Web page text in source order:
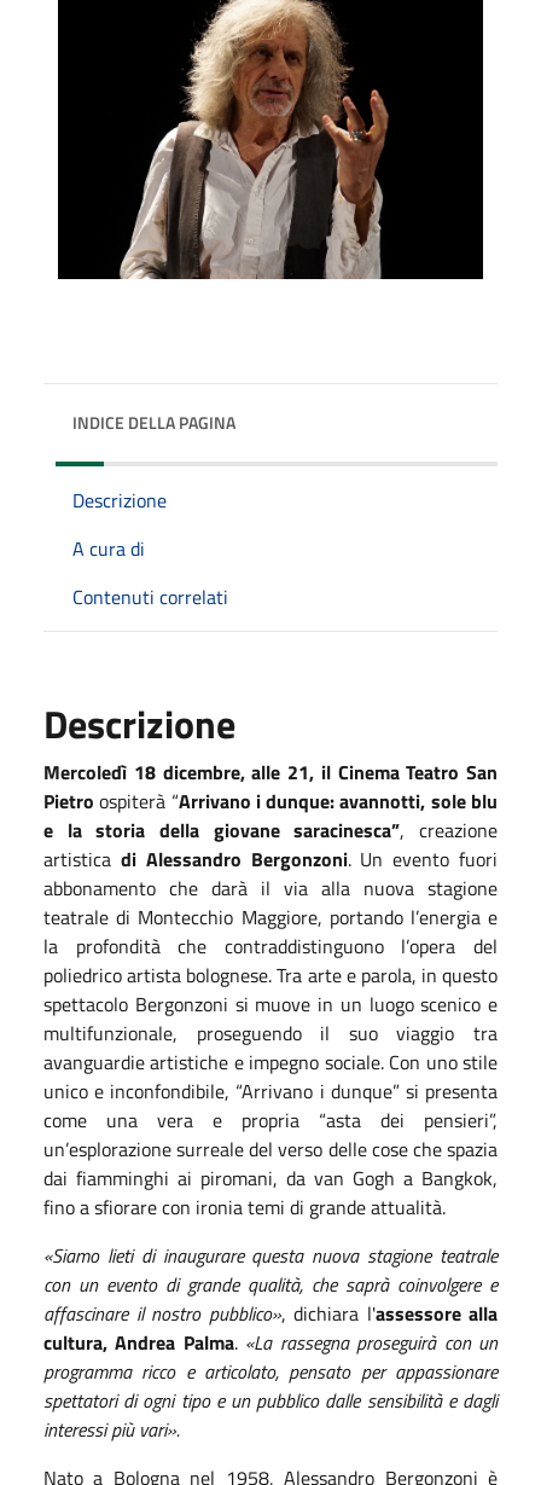
INDICE DELLA PAGINA
Descrizione
A cura di
Contenuti correlati
Descrizione
Mercoledì 18 dicembre, alle 21, il Cinema Teatro San
Pietro ospiterà “Arrivano i dunque: avannotti, sole blu
e la storia della giovane saracinesca”, creazione
artistica di Alessandro Bergonzoni. Un evento fuori
abbonamento che darà il via alla nuova stagione
teatrale di Montecchio Maggiore, portando l’energia e
la profondità che contraddistinguono l’opera del
poliedrico artista bolognese. Tra arte e parola, in questo
spettacolo Bergonzoni si muove in un luogo scenico e
multifunzionale, proseguendo il suo viaggio tra
avanguardie artistiche e impegno sociale. Con uno stile
unico e inconfondibile, “Arrivano i dunque” si presenta
come una vera e propria “asta dei pensieri”,
un’esplorazione surreale del verso delle cose che spazia
dai fiamminghi ai piromani, da van Gogh a Bangkok,
fino a sfiorare con ironia temi di grande attualità.
«Siamo lieti di inaugurare questa nuova stagione teatrale
con un evento di grande qualità, che saprà coinvolgere e
affascinare il nostro pubblico», dichiara l'assessore alla
cultura, Andrea Palma. «La rassegna proseguirà con un
programma ricco e articolato, pensato per appassionare
spettatori di ogni tipo e un pubblico dalle sensibilità e dagli
interessi più vari».
Nato a Bologna nel 1958, Alessandro Bergonzoni è